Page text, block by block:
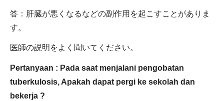
答：肝臓が悪くなるなどの副作用を起こすことがありま
す。
医師の説明をよく聞いてください。
Pertanyaan : Pada saat menjalani pengobatan
tuberkulosis, Apakah dapat pergi ke sekolah dan
bekerja ?